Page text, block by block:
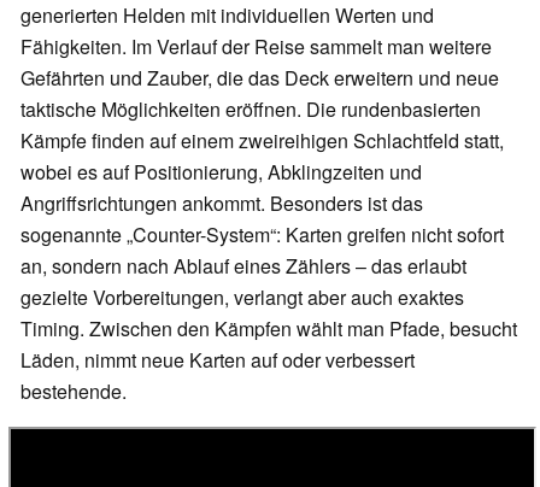
generierten Helden mit individuellen Werten und
Fähigkeiten. Im Verlauf der Reise sammelt man weitere
Gefährten und Zauber, die das Deck erweitern und neue
taktische Möglichkeiten eröffnen. Die rundenbasierten
Kämpfe finden auf einem zweireihigen Schlachtfeld statt,
wobei es auf Positionierung, Abklingzeiten und
Angriffsrichtungen ankommt. Besonders ist das
sogenannte „Counter-System“: Karten greifen nicht sofort
an, sondern nach Ablauf eines Zählers – das erlaubt
gezielte Vorbereitungen, verlangt aber auch exaktes
Timing. Zwischen den Kämpfen wählt man Pfade, besucht
Läden, nimmt neue Karten auf oder verbessert
bestehende.